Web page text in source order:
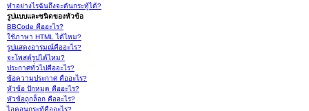
ทำอย่างไรฉันถึงจะดันกระทู้ได้?
รูปแบบและชนิดของหัวข้อ
BBCode คืออะไร?
ใช้ภาษา HTML ได้ไหม?
รูปแสดงอารมณ์คืออะไร?
จะโพสต์รูปได้ไหม?
ประกาศทั่วไปคืออะไร?
ข้อความประกาศ คืออะไร?
หัวข้อ ปักหมุด คืออะไร?
หัวข้อถูกล็อก คืออะไร?
ไอคอนกระทู้คืออะไร?